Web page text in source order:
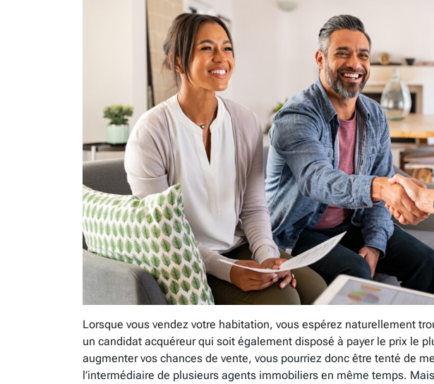
Lorsque vous vendez votre habitation, vous espérez naturellement
un candidat acquéreur qui soit également disposé à payer le prix le
augmenter vos chances de vente, vous pourriez donc être tenté de
l’intermédiaire de plusieurs agents immobiliers en même temps.